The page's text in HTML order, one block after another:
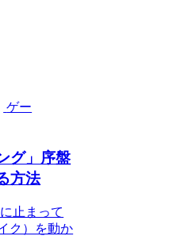
ゲー
グ」序盤
方法
止まって
ク）を動か